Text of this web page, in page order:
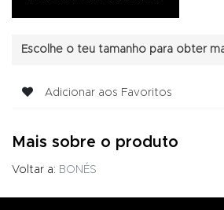
Escolhe o teu tamanho para obter
Adicionar aos Favoritos
Mais sobre o produto
Voltar a: BONÉS